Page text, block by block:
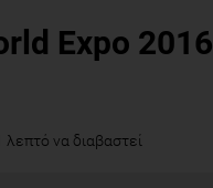
Expo 2016
λεπτό να διαβαστεί